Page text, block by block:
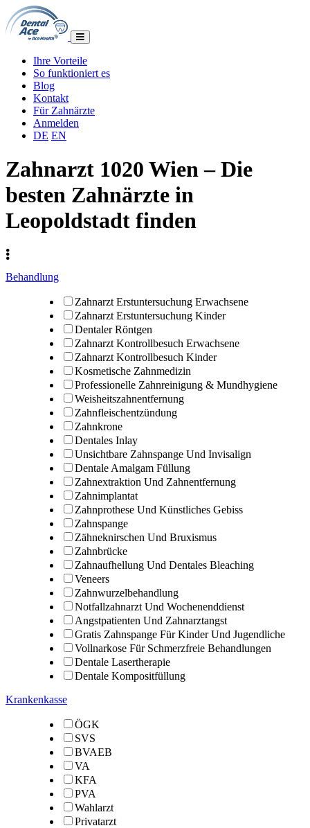
Ihre Vorteile
So funktioniert es
Blog
Kontakt
Für Zahnärzte
Anmelden
DE EN
Zahnarzt 1020 Wien – Die
besten Zahnärzte in
Leopoldstadt finden
Behandlung
Zahnarzt Erstuntersuchung Erwachsene
Zahnarzt Erstuntersuchung Kinder
Dentaler Röntgen
Zahnarzt Kontrollbesuch Erwachsene
Zahnarzt Kontrollbesuch Kinder
Kosmetische Zahnmedizin
Professionelle Zahnreinigung & Mundhygiene
Weisheitszahnentfernung
Zahnfleischentzündung
Zahnkrone
Dentales Inlay
Unsichtbare Zahnspange Und Invisalign
Dentale Amalgam Füllung
Zahnextraktion Und Zahnentfernung
Zahnimplantat
Zahnprothese Und Künstliches Gebiss
Zahnspange
Zähneknirschen Und Bruxismus
Zahnbrücke
Zahnaufhellung Und Dentales Bleaching
Veneers
Zahnwurzelbehandlung
Notfallzahnarzt Und Wochenenddienst
Angstpatienten Und Zahnarztangst
Gratis Zahnspange Für Kinder Und Jugendliche
Vollnarkose Für Schmerzfreie Behandlungen
Dentale Lasertherapie
Dentale Kompositfüllung
Krankenkasse
ÖGK
SVS
BVAEB
VA
KFA
PVA
Wahlarzt
Privatarzt